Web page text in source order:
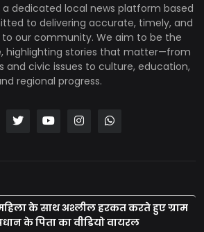
a dedicated local news platform based
to delivering accurate, timely, and
our community. We aim to be the
highlighting stories that matter—from
and civic issues to culture, education,
regional progress.
के साथ अश्लील हरकत करते हुए ग्राम
के पिता का वीडियो वायरल